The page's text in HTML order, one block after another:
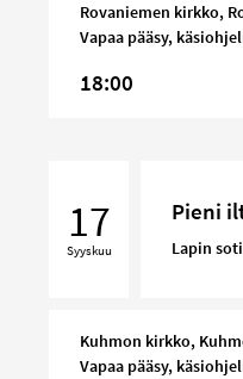
Rovaniemen kirkko,
Vapaa pääsy,
18:00
17
Syyskuu
Pieni
Lapin
Kuhmon kirkko,
Vapaa pääsy,